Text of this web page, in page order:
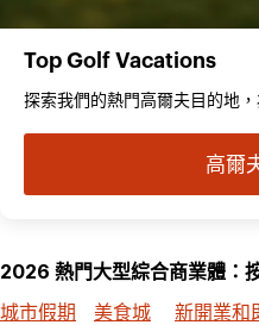
Top Golf Vacations
探索我們的熱門高爾夫目的地
高爾
2026 熱門大型綜合商業體：
城市假期
美食城 新開業和